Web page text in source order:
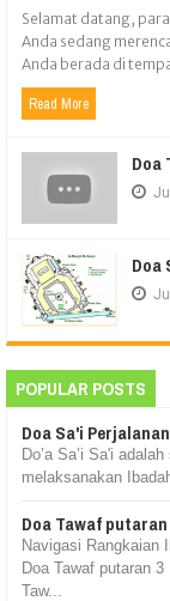
Selamat datang,
Anda sedang
Anda berada di
Read More
Doa
Jul
Doa
Jul
POPULAR POSTS
Doa Sa'i
Do’a Sa’i Sa'i
melaksanakan
Doa Tawaf
Navigasi Rangkaian
Doa Tawaf putaran
Taw...